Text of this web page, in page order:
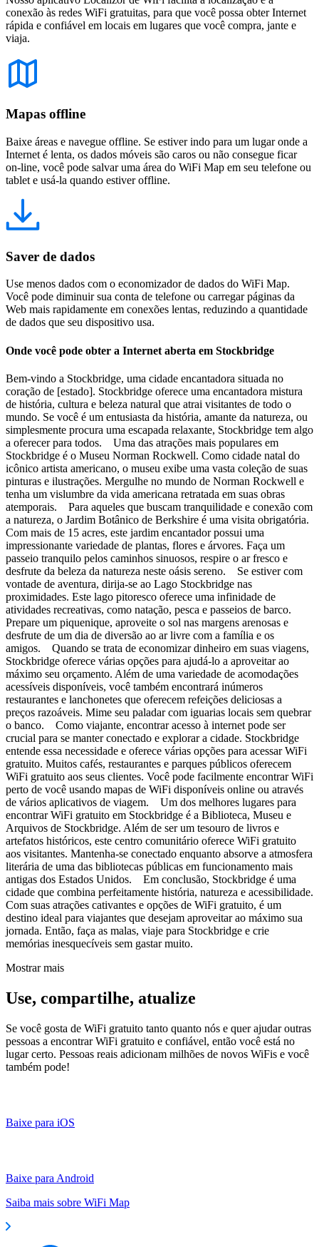
conexão às redes WiFi gratuitas, para que você possa obter Internet
rápida e confiável em locais em lugares que você compra, jante e
viaja.
Mapas offline
Baixe áreas e navegue offline. Se estiver indo para um lugar onde a
Internet é lenta, os dados móveis são caros ou não consegue ficar
on-line, você pode salvar uma área do WiFi Map em seu telefone ou
tablet e usá-la quando estiver offline.
Saver de dados
Use menos dados com o economizador de dados do WiFi Map.
Você pode diminuir sua conta de telefone ou carregar páginas da
Web mais rapidamente em conexões lentas, reduzindo a quantidade
de dados que seu dispositivo usa.
Onde você pode obter a Internet aberta em Stockbridge
Bem-vindo a Stockbridge, uma cidade encantadora situada no
coração de [estado]. Stockbridge oferece uma encantadora mistura
de história, cultura e beleza natural que atrai visitantes de todo o
mundo. Se você é um entusiasta da história, amante da natureza, ou
simplesmente procura uma escapada relaxante, Stockbridge tem algo
a oferecer para todos. Uma das atrações mais populares em
Stockbridge é o Museu Norman Rockwell. Como cidade natal do
icônico artista americano, o museu exibe uma vasta coleção de suas
pinturas e ilustrações. Mergulhe no mundo de Norman Rockwell e
tenha um vislumbre da vida americana retratada em suas obras
atemporais. Para aqueles que buscam tranquilidade e conexão com
a natureza, o Jardim Botânico de Berkshire é uma visita obrigatória.
Com mais de 15 acres, este jardim encantador possui uma
impressionante variedade de plantas, flores e árvores. Faça um
passeio tranquilo pelos caminhos sinuosos, respire o ar fresco e
desfrute da beleza da natureza neste oásis sereno. Se estiver com
vontade de aventura, dirija-se ao Lago Stockbridge nas
proximidades. Este lago pitoresco oferece uma infinidade de
atividades recreativas, como natação, pesca e passeios de barco.
Prepare um piquenique, aproveite o sol nas margens arenosas e
desfrute de um dia de diversão ao ar livre com a família e os
amigos. Quando se trata de economizar dinheiro em suas viagens,
Stockbridge oferece várias opções para ajudá-lo a aproveitar ao
máximo seu orçamento. Além de uma variedade de acomodações
acessíveis disponíveis, você também encontrará inúmeros
restaurantes e lanchonetes que oferecem refeições deliciosas a
preços razoáveis. Mime seu paladar com iguarias locais sem quebrar
o banco. Como viajante, encontrar acesso à internet pode ser
crucial para se manter conectado e explorar a cidade. Stockbridge
entende essa necessidade e oferece várias opções para acessar WiFi
gratuito. Muitos cafés, restaurantes e parques públicos oferecem
WiFi gratuito aos seus clientes. Você pode facilmente encontrar WiFi
perto de você usando mapas de WiFi disponíveis online ou através
de vários aplicativos de viagem. Um dos melhores lugares para
encontrar WiFi gratuito em Stockbridge é a Biblioteca, Museu e
Arquivos de Stockbridge. Além de ser um tesouro de livros e
artefatos históricos, este centro comunitário oferece WiFi gratuito
aos visitantes. Mantenha-se conectado enquanto absorve a atmosfera
literária de uma das bibliotecas públicas em funcionamento mais
antigas dos Estados Unidos. Em conclusão, Stockbridge é uma
cidade que combina perfeitamente história, natureza e acessibilidade.
Com suas atrações cativantes e opções de WiFi gratuito, é um
destino ideal para viajantes que desejam aproveitar ao máximo sua
jornada. Então, faça as malas, viaje para Stockbridge e crie
memórias inesquecíveis sem gastar muito.
Mostrar mais
Use, compartilhe, atualize
Se você gosta de WiFi gratuito tanto quanto nós e quer ajudar outras
pessoas a encontrar WiFi gratuito e confiável, então você está no
lugar certo. Pessoas reais adicionam milhões de novos WiFis e você
também pode!
Baixe para iOS
Baixe para Android
Saiba mais sobre WiFi Map